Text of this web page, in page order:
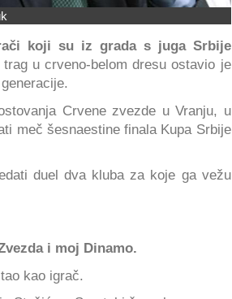
koji su iz grada s juga Srbije
u crveno-belom dresu ostavio je
Crvene zvezde u Vranju, u
meč šesnaestine finala Kupa Srbije
duel dva kluba za koje ga vežu
i moj Dinamo.
kao igrač.